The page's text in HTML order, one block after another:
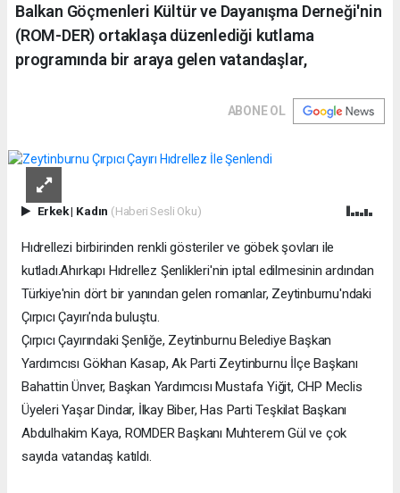
Balkan Göçmenleri Kültür ve Dayanışma Derneği'nin
(ROM-DER) ortaklaşa düzenlediği kutlama
programında bir araya gelen vatandaşlar,
ABONE OL
Erkek| Kadın (Haberi Sesli Oku)
Hıdrellezi birbirinden renkli gösteriler ve göbek şovları ile
kutladı.Ahırkapı Hıdrellez Şenlikleri'nin iptal edilmesinin ardından
Türkiye'nin dört bir yanından gelen romanlar, Zeytinburnu'ndaki
Çırpıcı Çayırı'nda buluştu.
Çırpıcı Çayırındaki Şenliğe, Zeytinburnu Belediye Başkan
Yardımcısı Gökhan Kasap, Ak Parti Zeytinburnu İlçe Başkanı
Bahattin Ünver, Başkan Yardımcısı Mustafa Yiğit, CHP Meclis
Üyeleri Yaşar Dindar, İlkay Biber, Has Parti Teşkilat Başkanı
Abdulhakim Kaya, ROMDER Başkanı Muhterem Gül ve çok
sayıda vatandaş katıldı.